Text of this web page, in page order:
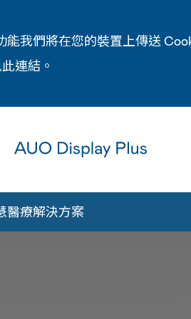
能我們將在您的裝置上傳送
連結 。
醫療解決方案